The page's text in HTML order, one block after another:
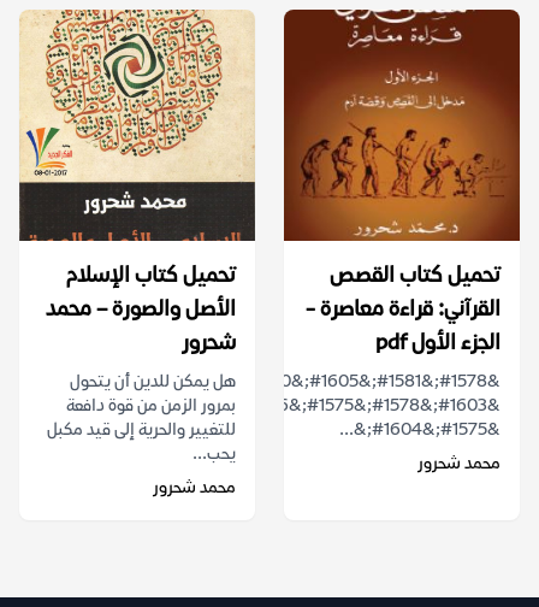
تحميل كتاب القصص
القرآني: قراءة معاصرة -
الجزء الأول pdf
&#1578;&#1581;&#1605;&#1610;&#1604;
&#1575;&#1604;&...
محمد شحرور
تحميل كتاب الإسلام
الأصل والصورة – محمد
شحرور
هل يمكن للدين أن يتحول
بمرور الزمن من قوة دافعة
للتغيير والحرية إلى قيد مكبل
يحب...
محمد شحرور